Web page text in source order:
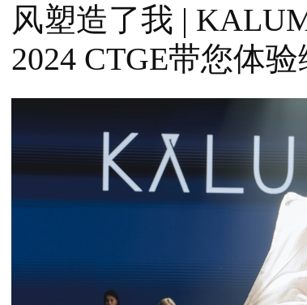
风塑造了我 |
2024 CTGE带您体